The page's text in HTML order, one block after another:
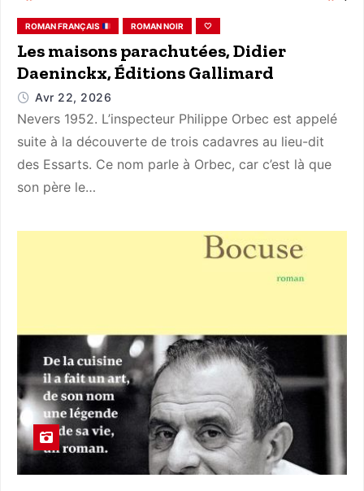
ROMAN FRANÇAIS ROMAN NOIR 🤍
Les maisons parachutées, Didier
Daeninckx, Éditions Gallimard
Avr 22, 2026
Nevers 1952. L’inspecteur Philippe Orbec est appelé
suite à la découverte de trois cadavres au lieu-dit
des Essarts. Ce nom parle à Orbec, car c’est là que
son père le…